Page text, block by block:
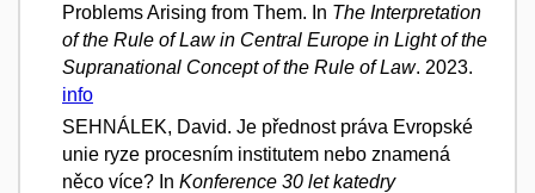
Problems Arising from Them. In The Interpretation
of the Rule of Law in Central Europe in Light of the
Supranational Concept of the Rule of Law. 2023.
info
SEHNÁLEK, David. Je přednost práva Evropské
unie ryze procesním institutem nebo znamená
něco více? In Konference 30 let katedry